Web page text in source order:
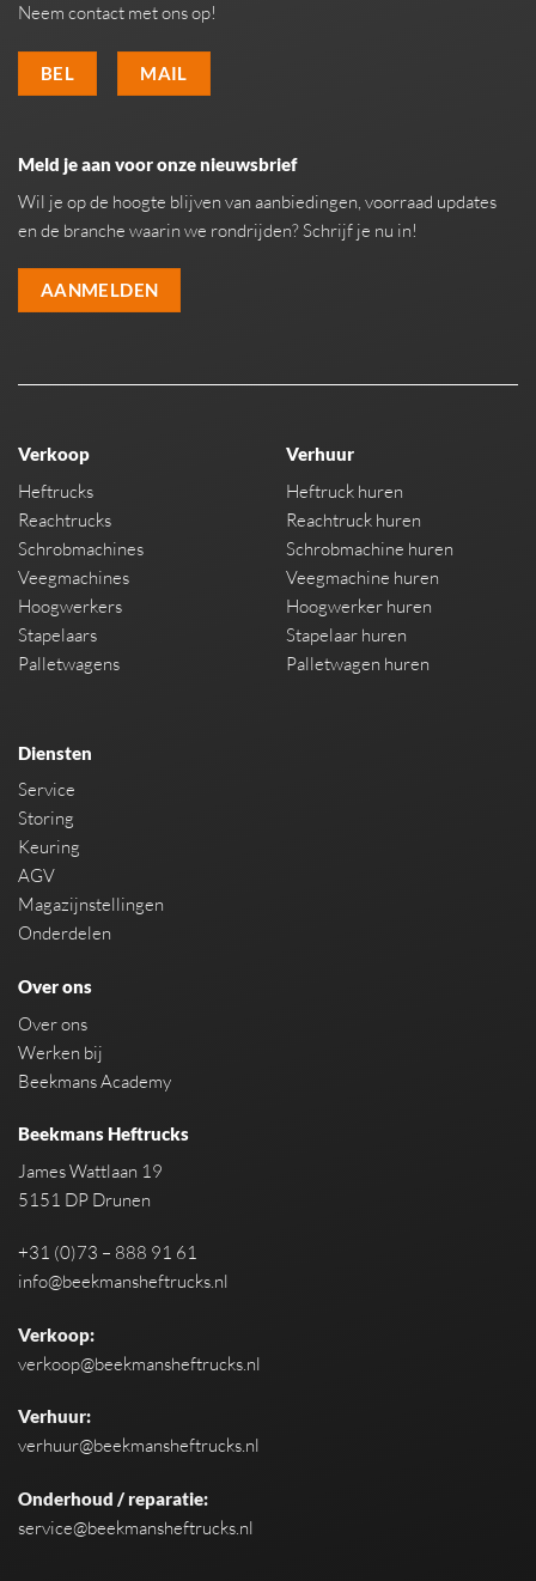
Neem contact met ons op!
BEL MAIL
Meld je aan voor onze nieuwsbrief
Wil je op de hoogte blijven van aanbiedingen, voorraad updates
en de branche waarin we rondrijden? Schrijf je nu in!
AANMELDEN
Verkoop
Heftrucks
Reachtrucks
Schrobmachines
Veegmachines
Hoogwerkers
Stapelaars
Palletwagens
Verhuur
Heftruck huren
Reachtruck huren
Schrobmachine huren
Veegmachine huren
Hoogwerker huren
Stapelaar huren
Palletwagen huren
Diensten
Service
Storing
Keuring
AGV
Magazijnstellingen
Onderdelen
Over ons
Over ons
Werken bij
Beekmans Academy
Beekmans Heftrucks
James Wattlaan 19
5151 DP Drunen
+31 (0)73 – 888 91 61
info@beekmansheftrucks.nl
Verkoop:
verkoop@beekmansheftrucks.nl
Verhuur:
verhuur@beekmansheftrucks.nl
Onderhoud / reparatie:
service@beekmansheftrucks.nl